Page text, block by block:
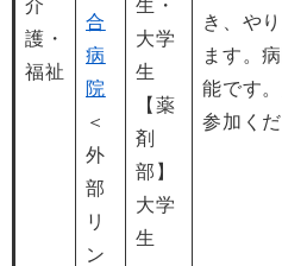
介
護・
福祉
合
病
院
＜
外
部
リ
ン
生・
大学
生
【薬
剤
部】
大学
生
き、や
ます。
能です
参加くだ